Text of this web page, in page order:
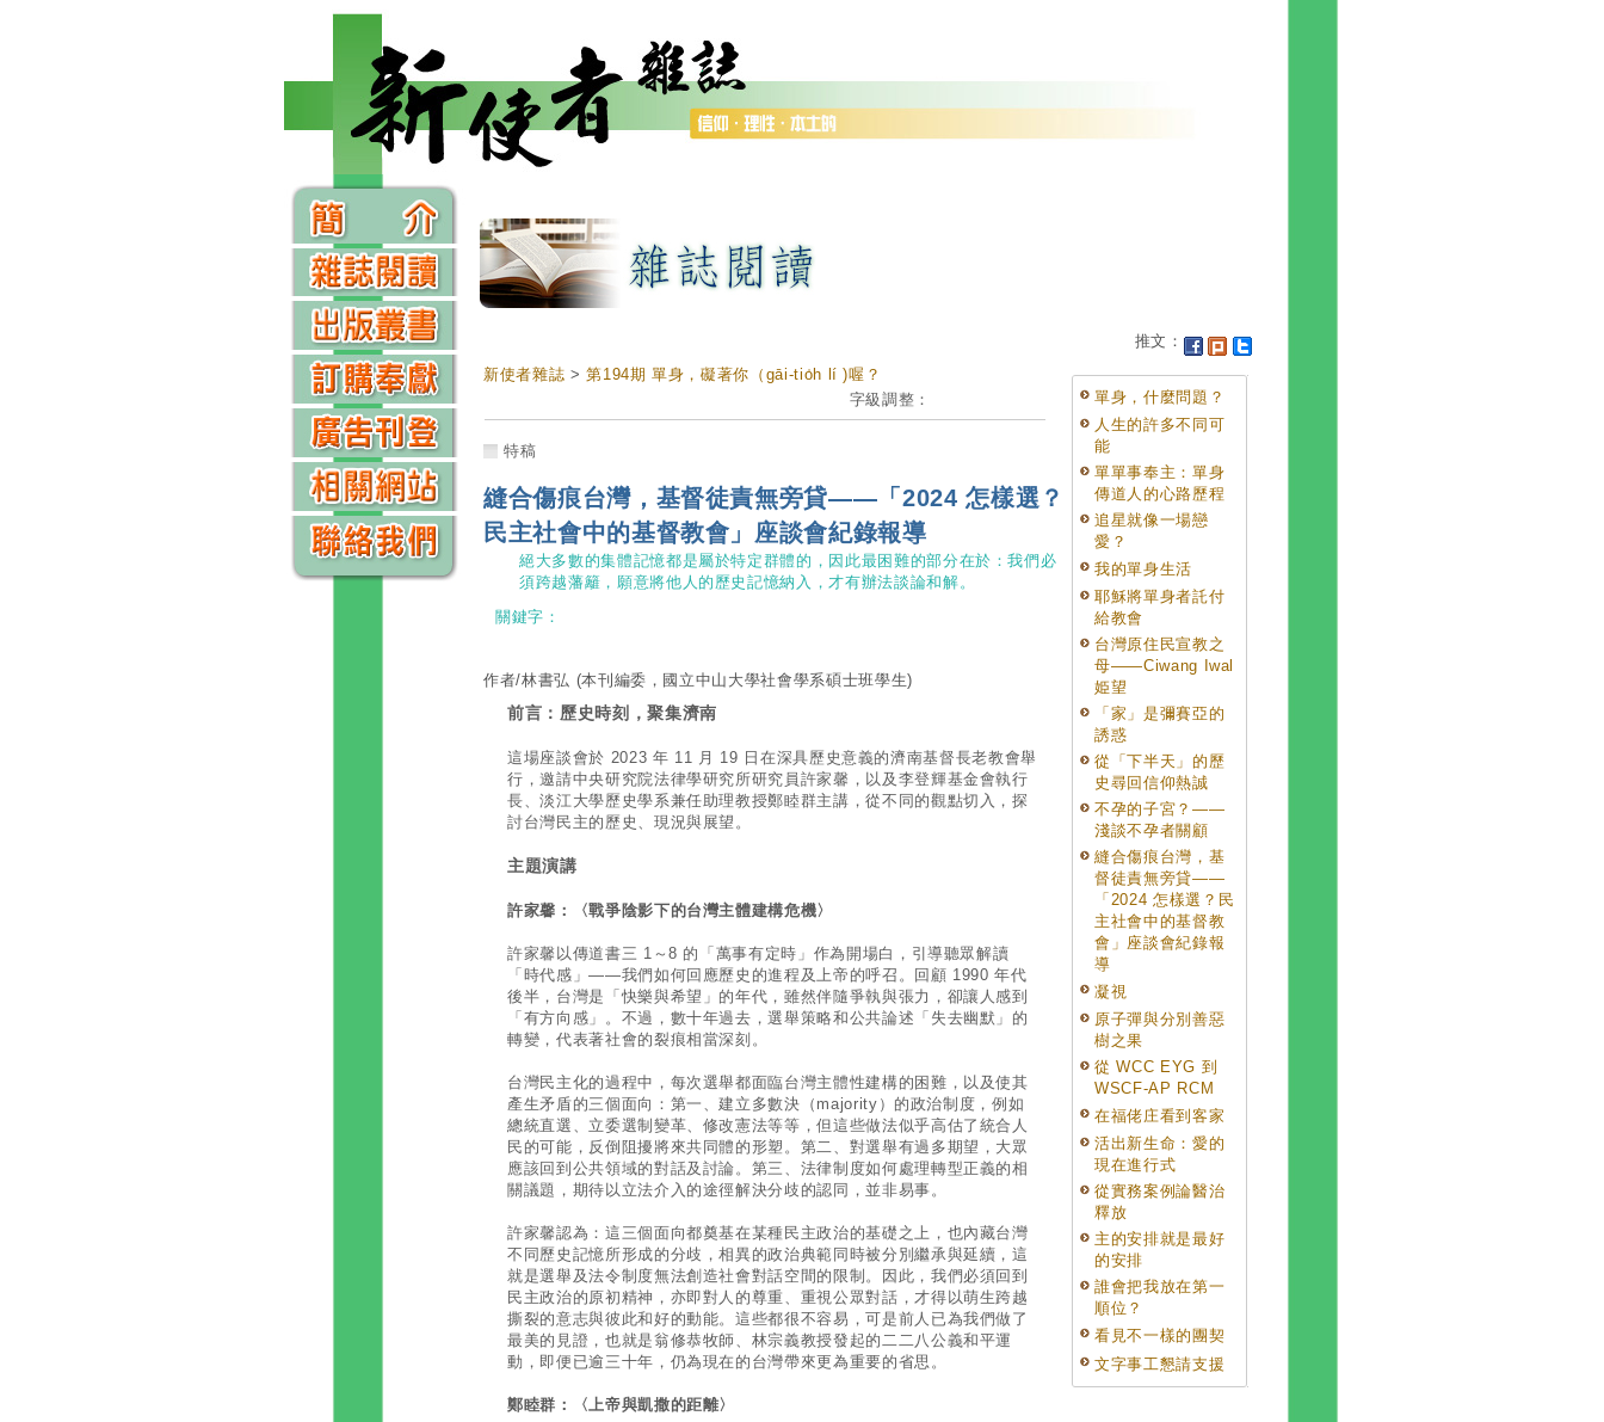
推文：
新使者雜誌 >第194期 單身，礙著你（gāi-tio̍h lí )喔？
字級調整：
特稿
縫合傷痕台灣，基督徒責無旁貸——「2024 怎樣選？
民主社會中的基督教會」座談會紀錄報導
絕大多數的集體記憶都是屬於特定群體的，因此最困難的部分在於：我們必
須跨越藩籬，願意將他人的歷史記憶納入，才有辦法談論和解。
關鍵字：
作者/林書弘 (本刊編委，國立中山大學社會學系碩士班學生)
前言：歷史時刻，聚集濟南
這場座談會於 2023 年 11 月 19 日在深具歷史意義的濟南基督長老教會舉
行，邀請中央研究院法律學研究所研究員許家馨，以及李登輝基金會執行
長、淡江大學歷史學系兼任助理教授鄭睦群主講，從不同的觀點切入，探
討台灣民主的歷史、現況與展望。
主題演講
許家馨：〈戰爭陰影下的台灣主體建構危機〉
許家馨以傳道書三 1～8 的「萬事有定時」作為開場白，引導聽眾解讀
「時代感」——我們如何回應歷史的進程及上帝的呼召。回顧 1990 年代
後半，台灣是「快樂與希望」的年代，雖然伴隨爭執與張力，卻讓人感到
「有方向感」。不過，數十年過去，選舉策略和公共論述「失去幽默」的
轉變，代表著社會的裂痕相當深刻。
台灣民主化的過程中，每次選舉都面臨台灣主體性建構的困難，以及使其
產生矛盾的三個面向：第一、建立多數決（majority）的政治制度，例如
總統直選、立委選制變革、修改憲法等等，但這些做法似乎高估了統合人
民的可能，反倒阻擾將來共同體的形塑。第二、對選舉有過多期望，大眾
應該回到公共領域的對話及討論。第三、法律制度如何處理轉型正義的相
關議題，期待以立法介入的途徑解決分歧的認同，並非易事。
許家馨認為：這三個面向都奠基在某種民主政治的基礎之上，也內藏台灣
不同歷史記憶所形成的分歧，相異的政治典範同時被分別繼承與延續，這
就是選舉及法令制度無法創造社會對話空間的限制。因此，我們必須回到
民主政治的原初精神，亦即對人的尊重、重視公眾對話，才得以萌生跨越
撕裂的意志與彼此和好的動能。這些都很不容易，可是前人已為我們做了
最美的見證，也就是翁修恭牧師、林宗義教授發起的二二八公義和平運
動，即便已逾三十年，仍為現在的台灣帶來更為重要的省思。
鄭睦群：〈上帝與凱撒的距離〉
單身，什麼問題？
人生的許多不同可
能
單單事奉主：單身
傳道人的心路歷程
追星就像一場戀
愛？
我的單身生活
耶穌將單身者託付
給教會
台灣原住民宣教之
母——Ciwang Iwal
姫望
「家」是彌賽亞的
誘惑
從「下半天」的歷
史尋回信仰熱誠
不孕的子宮？——
淺談不孕者關顧
縫合傷痕台灣，基
督徒責無旁貸——
「2024 怎樣選？民
主社會中的基督教
會」座談會紀錄報
導
凝視
原子彈與分別善惡
樹之果
從 WCC EYG 到
WSCF-AP RCM
在福佬庄看到客家
活出新生命：愛的
現在進行式
從實務案例論醫治
釋放
主的安排就是最好
的安排
誰會把我放在第一
順位？
看見不一樣的團契
文字事工懇請支援